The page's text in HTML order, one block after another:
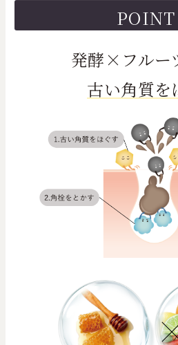
POINT
発酵×フルー
古い角質を